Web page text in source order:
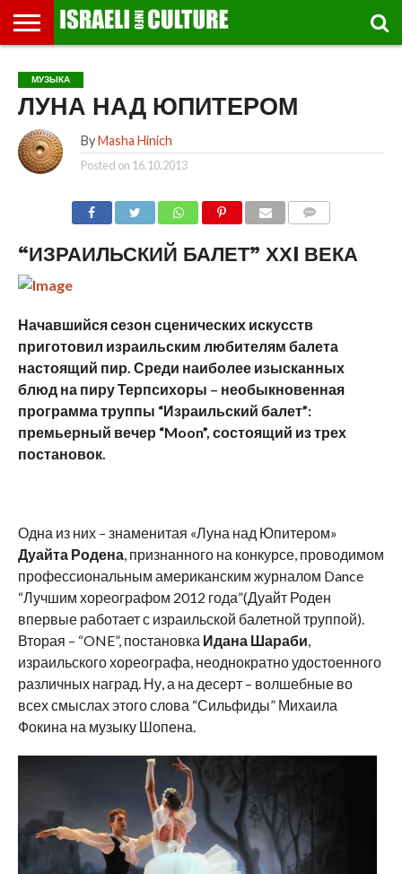
МУЗЕИ
СТРАНА
ФЕСТИВАЛЕЙ
ТЕАТР
КНИГИ.
ТЕКСТЫ
МУЗЫКА
РЕЛИГИЯ/
ИСТОРИЯ
ДВИЖЕНИЕ
ДЕТИ
ВЫХОДНОГО
ДНЯ
МАРШРУТЫ
ПРОГУЛЬЩИКА
ВИДЕО-
РЕЧИ
ВПЕЧАТЛЕНИЯ
ВСТРЕЧИ
И
ЛЕКЦИИ
ИНТЕРВЬЮ
КИНО
TEL
AVIV
GLOBAL
МУЗЫКА
ЛУНА НАД ЮПИТЕРОМ
By Masha Hinich
Posted on 16.10.2013
“ИЗРАИЛЬСКИЙ БАЛЕТ” ХХI ВЕКА
Начавшийся сезон сценических искусств
приготовил израильским любителям балета
настоящий пир. Среди наиболее изысканных
блюд на пиру Терпсихоры – необыкновенная
программа труппы “Израильский балет”:
премьерный вечер “Moon”, состоящий из трех
постановок.
Одна из них – знаменитая «Луна над Юпитером»
Дуайта Родена, признанного на конкурсе, проводимом
профессиональным американским журналом Dance
“Лучшим хореографом 2012 года”(Дуайт Роден
впервые работает с израильской балетной труппой).
Вторая – “ONE”, постановка Идана Шараби,
израильского хореографа, неоднократно удостоенного
различных наград. Ну, а на десерт – волшебные во
всех смыслах этого слова “Сильфиды” Михаила
Фокина на музыку Шопена.